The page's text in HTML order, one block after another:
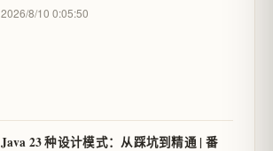
2026/8/10 0:05:50
Java 23 种设计模式：从踩坑到精通 | 番